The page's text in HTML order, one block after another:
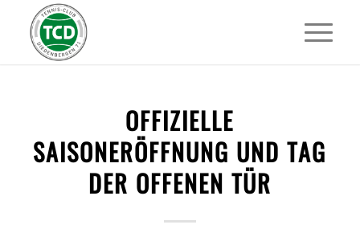
OFFIZIELLE
SAISONERÖFFNUNG UND TAG
DER OFFENEN TÜR